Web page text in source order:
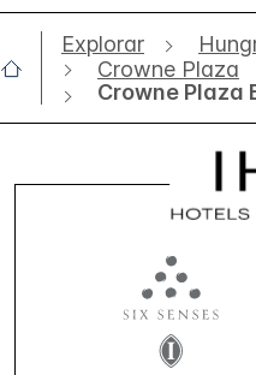
Explorar
Crowne Plaza
Crowne Plaza